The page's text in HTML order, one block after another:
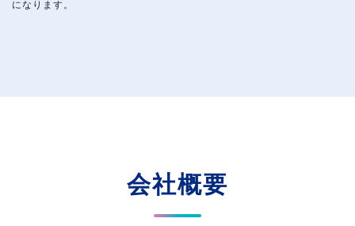
になります。
会社概要